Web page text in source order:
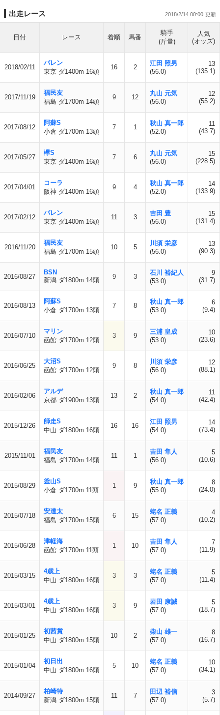
出走レース 2018/2/14 00:00
日付 レース 着順 馬番
騎手
(斤量)
人気
(オッズ)
2018/02/11
バレン
東京 ダ1400m 16頭
16 2
江田 照男
(56.0)
13
(135.1)
2017/11/19
福民友
福島 ダ1700m 14頭
9 12
丸山 元気
(56.0)
12
(55.2)
2017/08/12
阿蘇S
小倉 ダ1700m 13頭
7 1
秋山 真一郎
(52.0)
11
(43.7)
2017/05/27
欅S
東京 ダ1400m 16頭
7 6
丸山 元気
(56.0)
15
(228.5)
2017/04/01
コーラ
阪神 ダ1400m 16頭
9 4
秋山 真一郎
(52.0)
14
(133.9)
2017/02/12
バレン
東京 ダ1400m 16頭
11 3
吉田 豊
(56.0)
15
(131.4)
2016/11/20
福民友
福島 ダ1700m 15頭
10 5
川須 栄彦
(56.0)
13
(90.3)
2016/08/27
BSN
新潟 ダ1800m 14頭
9 3
石川 裕紀人
(53.0)
9
(31.7)
2016/08/13
阿蘇S
小倉 ダ1700m 13頭
7 8
秋山 真一郎
(53.0)
6
(9.4)
2016/07/10
マリン
函館 ダ1700m 12頭
3 9
三浦 皇成
(53.0)
10
(23.6)
2016/06/25
大沼S
函館 ダ1700m 12頭
9 8
川須 栄彦
(56.0)
12
(88.1)
2016/02/06
アルデ
京都 ダ1900m 13頭
13 2
秋山 真一郎
(54.0)
11
(42.4)
2015/12/26
師走S
中山 ダ1800m 16頭
16 16
江田 照男
(54.0)
14
(73.4)
2015/11/01
福民友
福島 ダ1700m 14頭
11 1
吉田 隼人
(56.0)
5
(10.6)
2015/08/29
釜山S
小倉 ダ1700m 11頭
1 9
秋山 真一郎
(55.0)
8
(24.0)
2015/07/18
安達太
福島 ダ1700m 15頭
6 15
蛯名 正義
(57.0)
4
(10.2)
2015/06/28
津軽海
函館 ダ1700m 11頭
1 10
吉田 隼人
(57.0)
7
(11.9)
2015/03/15
4歳上
中山 ダ1800m 16頭
3 3
蛯名 正義
(57.0)
5
(11.4)
2015/03/01
4歳上
中山 ダ1800m 16頭
3 9
岩田 康誠
(57.0)
5
(18.7)
2015/01/25
初茜賞
中山 ダ1800m 15頭
10 2
柴山 雄一
(57.0)
8
(16.7)
2015/01/04
初日出
中山 ダ1800m 16頭
5 10
蛯名 正義
(57.0)
10
(34.1)
2014/09/27
柏崎特
新潟 ダ1800m 15頭
11 7
田辺 裕信
(57.0)
3
(5.7)